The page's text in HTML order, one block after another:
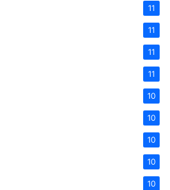
11
11
11
11
10
10
10
10
10